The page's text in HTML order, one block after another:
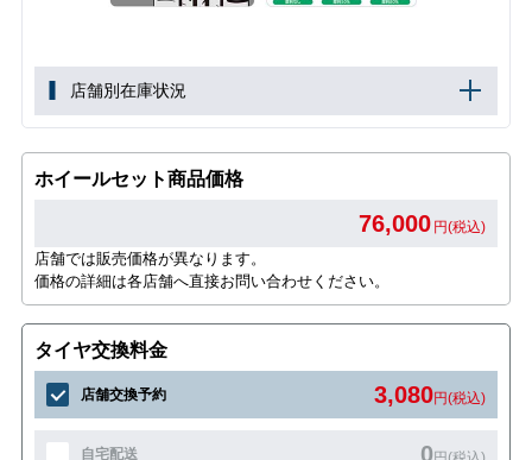
店舗別在庫状況
ホイールセット商品価格
76,000 円(税込)
店舗では販売価格が異なります。
価格の詳細は各店舗へ直接お問い合わせください。
タイヤ交換料金
店舗交換予約 3,080円(税込)
自宅配送 0